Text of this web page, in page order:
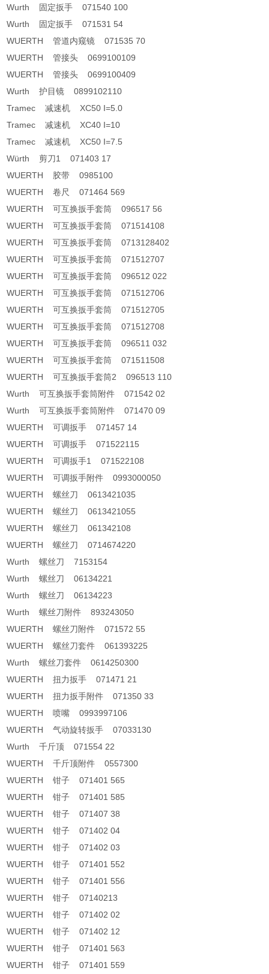
Wurth 固定扳手 071540 100
Wurth 固定扳手 071531 54
WUERTH 管道内窥镜 071535 70
WUERTH 管接头 0699100109
WUERTH 管接头 0699100409
Wurth 护目镜 0899102110
Tramec 减速机 XC50 I=5.0
Tramec 减速机 XC40 I=10
Tramec 减速机 XC50 I=7.5
Würth 剪刀1 071403 17
WUERTH 胶带 0985100
WUERTH 卷尺 071464 569
WUERTH 可互换扳手套筒 096517 56
WUERTH 可互换扳手套筒 071514108
WUERTH 可互换扳手套筒 0713128402
WUERTH 可互换扳手套筒 071512707
WUERTH 可互换扳手套筒 096512 022
WUERTH 可互换扳手套筒 071512706
WUERTH 可互换扳手套筒 071512705
WUERTH 可互换扳手套筒 071512708
WUERTH 可互换扳手套筒 096511 032
WUERTH 可互换扳手套筒 071511508
WUERTH 可互换扳手套筒2 096513 110
Wurth 可互换扳手套筒附件 071542 02
Wurth 可互换扳手套筒附件 071470 09
WUERTH 可调扳手 071457 14
WUERTH 可调扳手 071522115
WUERTH 可调扳手1 071522108
WUERTH 可调扳手附件 0993000050
WUERTH 螺丝刀 0613421035
WUERTH 螺丝刀 0613421055
WUERTH 螺丝刀 061342108
WUERTH 螺丝刀 0714674220
Wurth 螺丝刀 7153154
Wurth 螺丝刀 06134221
Wurth 螺丝刀 06134223
Wurth 螺丝刀附件 893243050
WUERTH 螺丝刀附件 071572 55
WUERTH 螺丝刀套件 061393225
Wurth 螺丝刀套件 0614250300
WUERTH 扭力扳手 071471 21
WUERTH 扭力扳手附件 071350 33
WUERTH 喷嘴 0993997106
WUERTH 气动旋转扳手 07033130
Wurth 千斤顶 071554 22
WUERTH 千斤顶附件 0557300
WUERTH 钳子 071401 565
WUERTH 钳子 071401 585
WUERTH 钳子 071407 38
WUERTH 钳子 071402 04
WUERTH 钳子 071402 03
WUERTH 钳子 071401 552
WUERTH 钳子 071401 556
WUERTH 钳子 07140213
WUERTH 钳子 071402 02
WUERTH 钳子 071402 12
WUERTH 钳子 071401 563
WUERTH 钳子 071401 559